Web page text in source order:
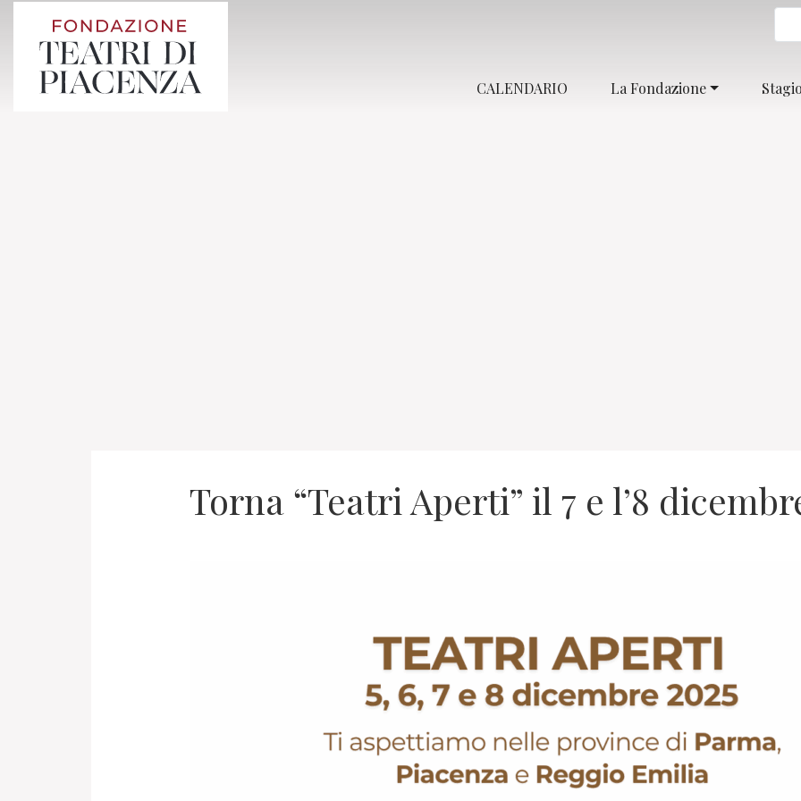
CALENDARIO La Fondazione
Torna “Teatri Aperti” il 7 e l’8